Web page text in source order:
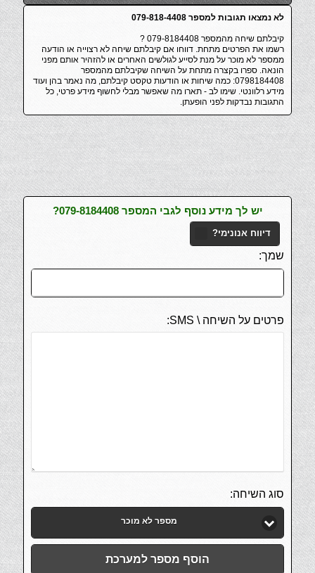
לא נמצאו תגובות למספר 079-818-4408
קיבלתם שיחה מהמספר 079-8184408 ?
רשמו את הפרטים מתחת. דווחו אם קיבלתם שיחה לא רצוייה או הודעה
ממספר לא מוכר על מנת לסייע לגולשים האחרים או להזהיר אותם מפני
הונאה. ספרו בקצרה מתחת על השיחה שקיבלתם מהמספר
0798184408: כמה שיחות או הודעות טקסט קיבלתם, מה נאמר בהן ועוד
מידע רלוונטי. שימו לב - תארו מה שאפשר מבלי לחשוף מידע פרטי, כל
התגובות נבדקות לפני הופעתן.
יש לך מידע נוסף לגבי המספר 079-8184408?
דיווח אנונימי?
שמך:
פרטים על השיחה \ SMS:
סוג השיחה:
מספר לא מוכר
הוסף מספר למערכת